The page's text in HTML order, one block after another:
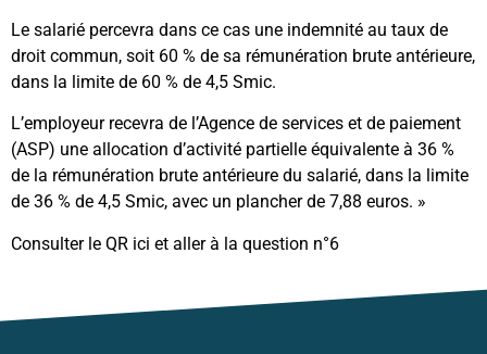
Le salarié percevra dans ce cas une indemnité au taux de
droit commun, soit 60 % de sa rémunération brute antérieure,
dans la limite de 60 % de 4,5 Smic.
L’employeur recevra de l’Agence de services et de paiement
(ASP) une allocation d’activité partielle équivalente à 36 %
de la rémunération brute antérieure du salarié, dans la limite
de 36 % de 4,5 Smic, avec un plancher de 7,88 euros. »
Consulter le QR ici et aller à la question n°6